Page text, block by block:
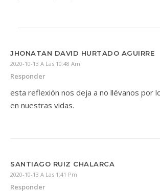
JHONATAN DAVID HURTADO AGUIRRE
2020-10-13 A Las 10:48 Am
Responder
esta reflexión nos deja a no llévanos por
en nuestras vidas.
SANTIAGO RUIZ CHALARCA
2020-10-13 A Las 1:41 Pm
Responder